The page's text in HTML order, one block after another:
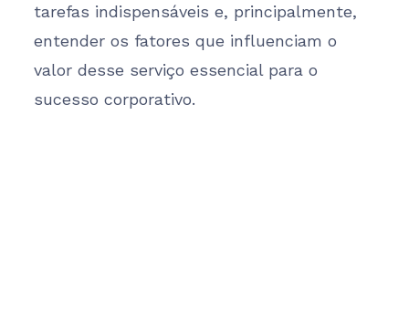
tarefas indispensáveis e, principalmente,
entender os fatores que influenciam o
valor desse serviço essencial para o
sucesso corporativo.